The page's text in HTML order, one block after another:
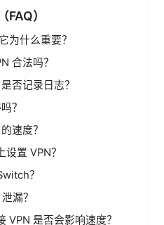
FAQ）
为什么重要？
合法吗？
否记录日志？
？
速度？
置 VPN？
？
漏？
VPN 是否会影响速度？